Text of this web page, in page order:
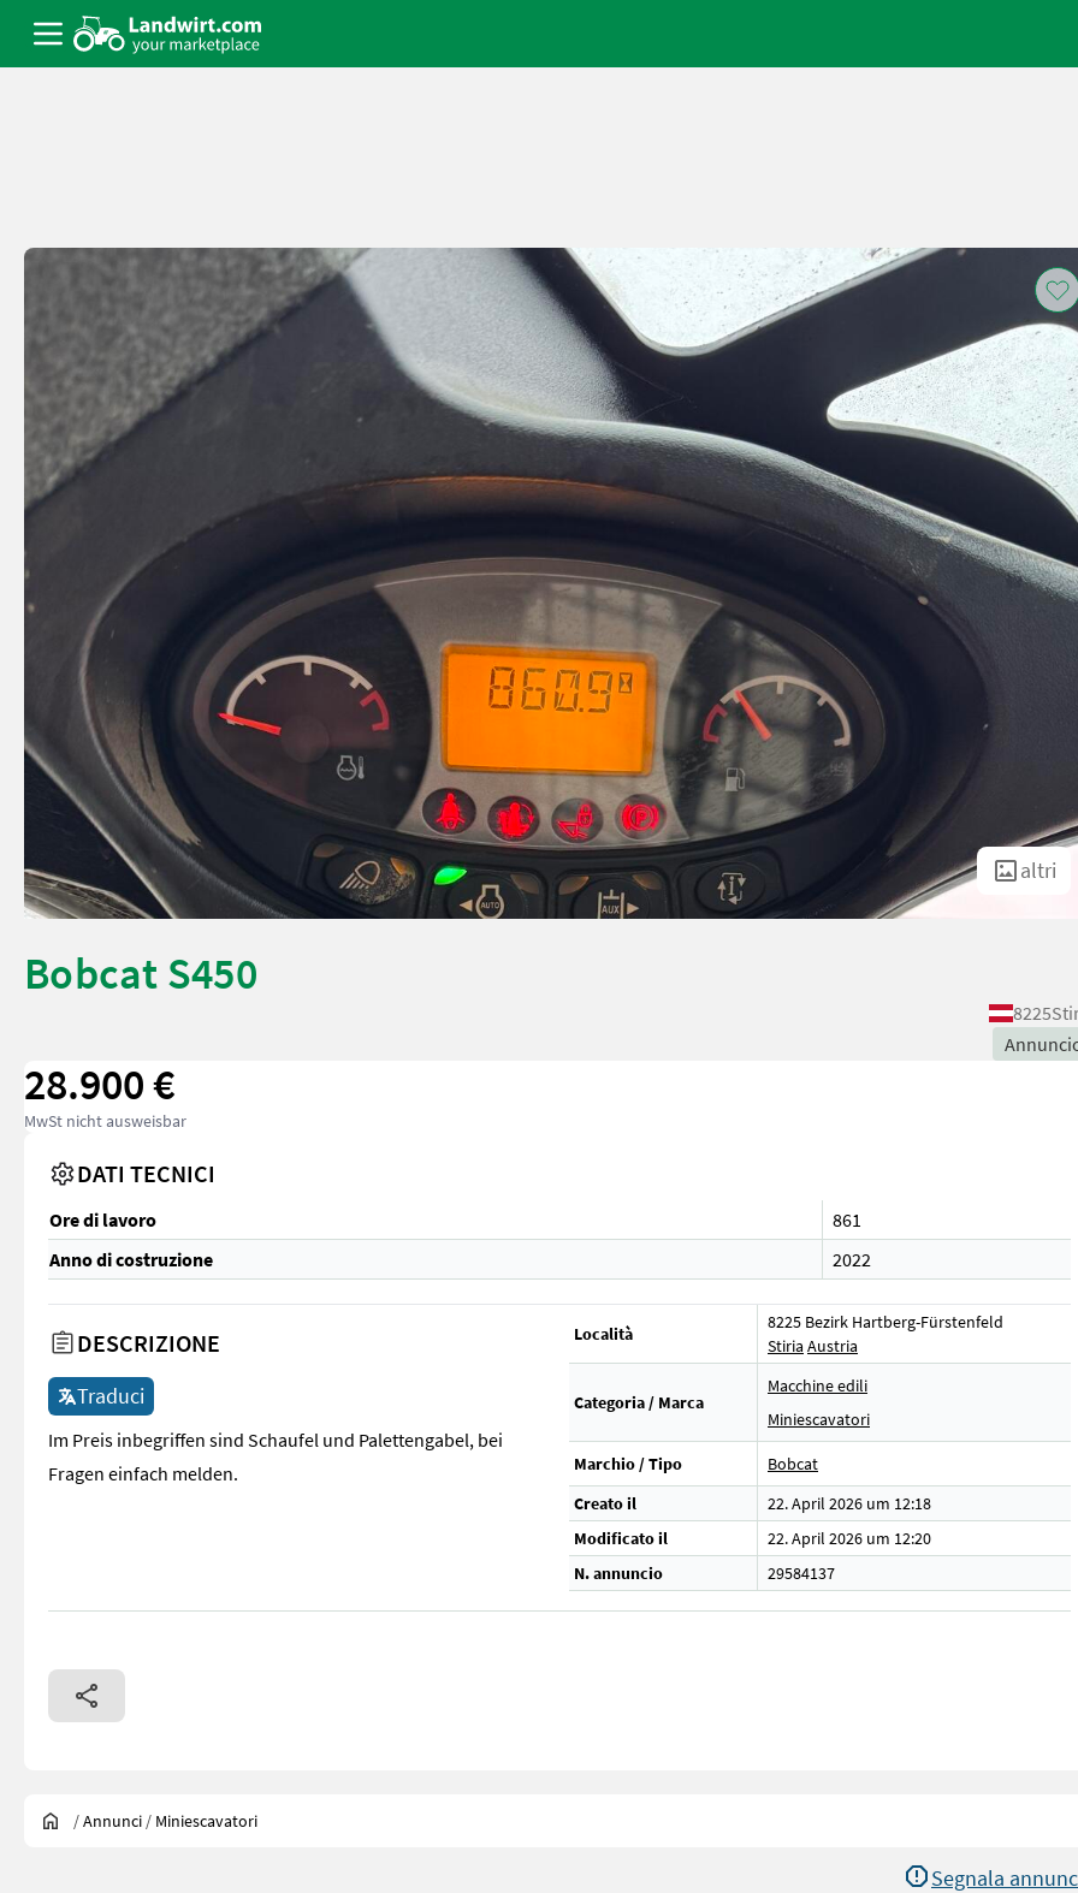
altri
Bobcat S450
8225
28.900 €
MwSt nicht ausweisbar
DATI TECNICI
Ore di lavoro
861
Anno di costruzione
2022
DESCRIZIONE
Traduci
Im Preis inbegriffen sind Schaufel und Palettengabel, bei
Fragen einfach melden.
Località
8225 Bezirk Hartberg-Fürstenfeld
Stiria Austria
Categoria / Marca
Macchine edili
Miniescavatori
Marchio / Tipo
Bobcat
Creato il
22. April 2026 um 12:18
Modificato il
22. April 2026 um 12:20
N. annuncio
29584137
/Annunci / Miniescavatori
Segnala